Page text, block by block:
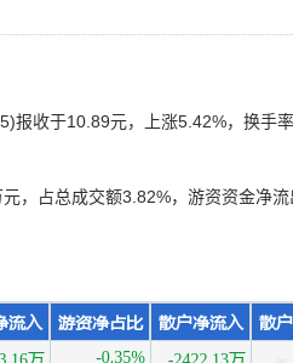
收于10.89元，上涨5.42%，换手
占总成交额3.82%，游资资金净流